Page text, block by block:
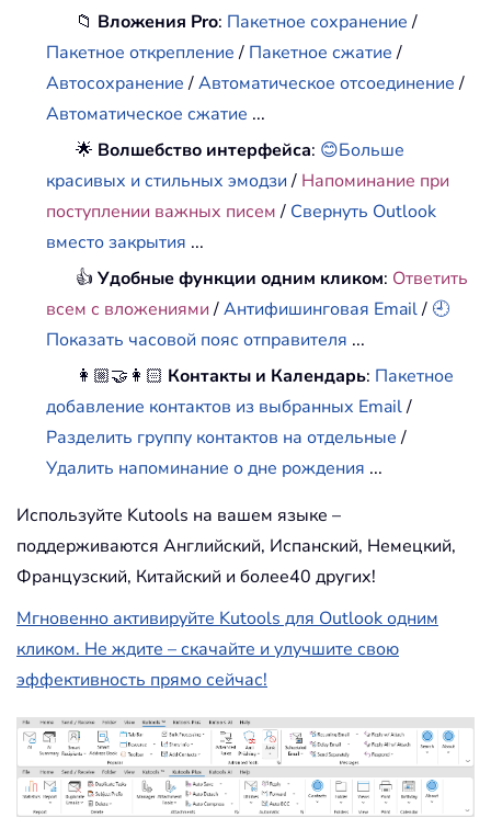
📁 Вложения Pro: Пакетное сохранение/
Пакетное открепление/ Пакетное сжатие/
Автосохранение/Автоматическое отсоединение/
Автоматическое сжатие ...
🌟 Волшебство интерфейса: 😊Больше
красивых и стильных эмодзи/ Напоминание при
поступлении важных писем/ Свернуть Outlook
вместо закрытия ...
👍Удобные функции одним кликом: Ответить
всем с вложениями /Антифишинговая Email/ 🕘
Показать часовой пояс отправителя ...
👩🏼‍🤝‍👩🏻 Контакты и Календарь: Пакетное
добавление контактов из выбранных Email/
Разделить группу контактов на отдельные/
Удалить напоминание о дне рождения ...
Используйте Kutools на вашем языке –
поддерживаются Английский, Испанский, Немецкий,
Французский, Китайский и более40 других!
Мгновенно активируйте Kutools для Outlook одним
кликом. Не ждите – скачайте и улучшите свою
эффективность прямо сейчас!